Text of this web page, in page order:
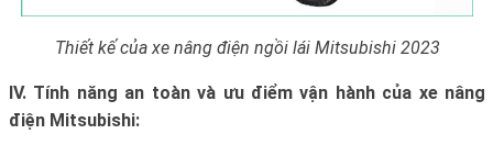
Thiết kế của xe nâng điện ngồi lái Mitsubishi 2023
IV. Tính năng an toàn và ưu điểm vận hành của xe nâng
điện Mitsubishi: